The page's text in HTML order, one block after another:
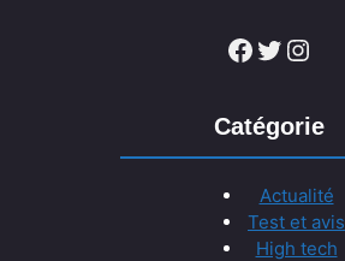
Facebook Twitter Instagram
Catégorie
Actualité
Test et avis
High tech